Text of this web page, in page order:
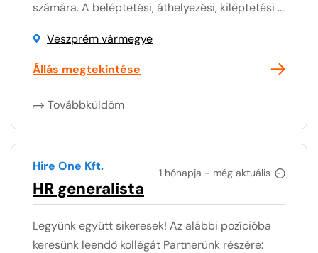
számára. A beléptetési, áthelyezési, kiléptetési ...
Veszprém vármegye
Állás megtekintése
Továbbküldöm
1 hónapja - még aktuális
Hire One Kft.
HR generalista
Legyünk együtt sikeresek! Az alábbi pozícióba
keresünk leendő kollégát Partnerünk részére: